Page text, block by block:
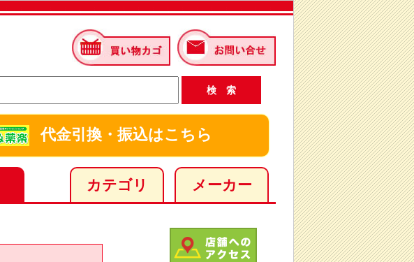
代金引換・振込はこちら
カテゴリ メーカー